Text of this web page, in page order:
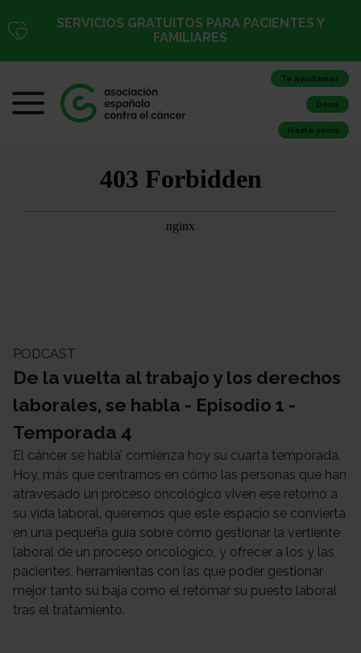
SERVICIOS GRATUITOS PARA PACIENTES Y
FAMILIARES
Te ayudamos
Dona
Hazte socio
PODCAST
De la vuelta al trabajo y los derechos
laborales, se habla - Episodio 1 -
Temporada 4
El cáncer se habla’ comienza hoy su cuarta temporada.
Hoy, más que centrarnos en cómo las personas que han
atravesado un proceso oncológico viven ese retorno a
su vida laboral, queremos que este espacio se convierta
en una pequeña guía sobre cómo gestionar la vertiente
laboral de un proceso oncológico, y ofrecer a los y las
pacientes, herramientas con las que poder gestionar
mejor tanto su baja como el retomar su puesto laboral
tras el tratamiento.